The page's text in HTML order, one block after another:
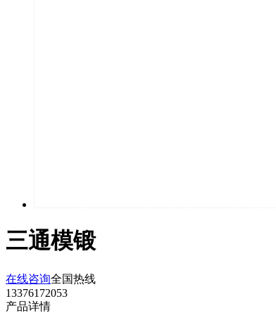
三通模锻
在线咨询全国热线
13376172053
产品详情